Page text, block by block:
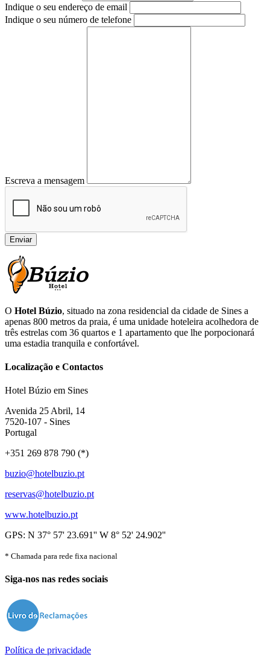
Indique o seu endereço de email
Indique o seu número de telefone
Escreva a mensagem
Enviar
O Hotel Búzio, situado na zona residencial da cidade de Sines a
apenas 800 metros da praia, é uma unidade hoteleira acolhedora de
três estrelas com 36 quartos e 1 apartamento que lhe porpocionará
uma estadia tranquila e confortável.
Localização e Contactos
Hotel Búzio em Sines
Avenida 25 Abril, 14
7520-107 - Sines
Portugal
+351 269 878 790 (*)
buzio@hotelbuzio.pt
reservas@hotelbuzio.pt
www.hotelbuzio.pt
GPS: N 37° 57' 23.691'' W 8° 52' 24.902''
* Chamada para rede fixa nacional
Siga-nos nas redes sociais
Política de privacidade